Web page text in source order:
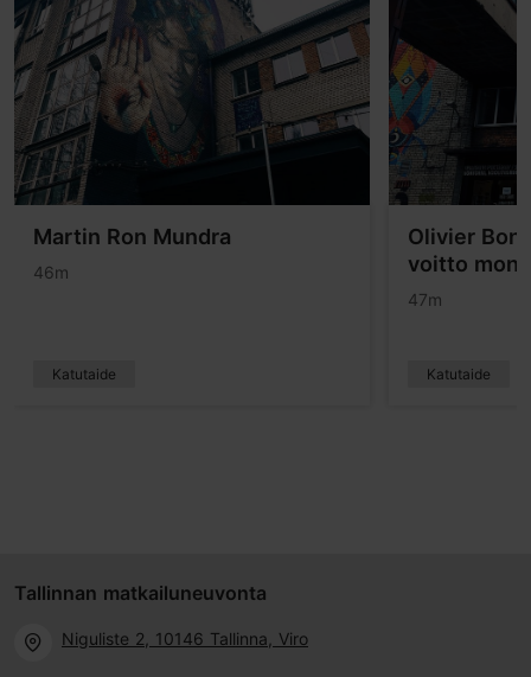
Martin Ron Mundra
46m
Katutaide
Olivier
voitto
47m
Katutaide
Tallinnan matkailuneuvonta
Niguliste 2, 10146 Tallinna, Viro